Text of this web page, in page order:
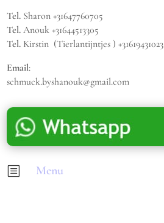
Tel. Sharon +31647760705
Tel. Anouk +31644513305
Tel. Kirstin (Tierlantijntjes ) +31619431023
Email:
schmuck.byshanouk@gmail.com
b Menu